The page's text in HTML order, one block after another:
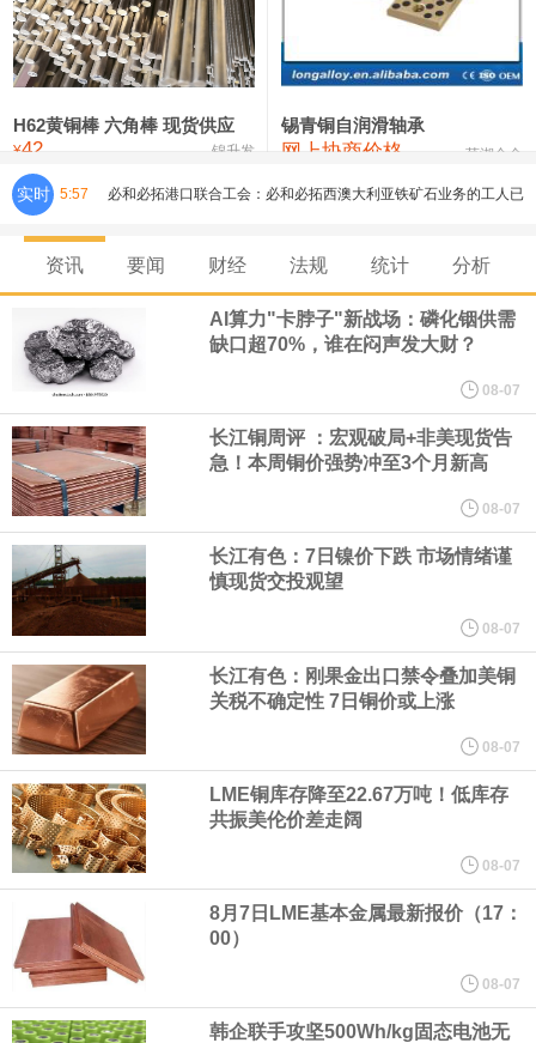
铸造铝合金锭(ZLD104) 24,300—24,500 24,400
压铸锌合金锭 26,500—26,700
氯化镍 38,300—40,300 39,300 0
H62黄铜棒 六角棒 现货供应
¥42 锦升发
锡青铜自润滑轴承
网上协商价格 芜湖合金
实时 5:57 必和必拓港口联合工会：必和必拓西澳大利亚铁矿石业务的工人已
通知，将于8月9日实施24小时停工。
8月7日，宇树科技董事长王兴兴网上路演时表示，报告期内，公司
研发费用金额分别为4,995.18万元、7,001.70万元、14,496.56万
元，最近3年复合增长率达70.36%，呈快速增长趋势，并形成多项
核心技术和知识产权。截至2026年1月31日，公司拥有262项专利权
（含境内发明专利20项）。
纽约期银日内涨4%，现报64.08美元/盎司。
宇树科技董事长、总经理兼首席技术官王兴兴在网上路演时表示，
经过多年研发创新和技术积累，公司逐步形成了包括一体化关节集
成技术、高紧凑度机器人身体集成技术、机器人激光雷达全自研核
心技术等多项已商业化应用的核心技术并已应用于公司的高性能通
用人形机器人、四足机器人等产品。
美国总统特朗普6日否认他对国防部长赫格塞思不满，称对赫格塞思
所做的工作“非常满意”。特朗普在社交媒体上发帖称，一些媒体有关
资讯 要闻 财经 法规 统计 分析
AI算力"卡脖子"新战场：磷化铟供需
缺口超70%，谁在闷声发大财？
08-07
长江铜周评 ：宏观破局+非美现货告
急！本周铜价强势冲至3个月新高
08-07
长江有色：7日镍价下跌 市场情绪谨
慎现货交投观望
08-07
长江有色：刚果金出口禁令叠加美铜
关税不确定性 7日铜价或上涨
08-07
LME铜库存降至22.67万吨！低库存
共振美伦价差走阔
08-07
8月7日LME基本金属最新报价（17：
00）
08-07
韩企联手攻坚500Wh/kg固态电池无